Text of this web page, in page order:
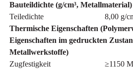
Bauteildichte (g/cm³, Metallmaterial)
Teiledichte
8,00 g/
Thermische Eigenschaften
Eigenschaften im gedruckten
Metallwerkstoffe)
Zugfestigkeit
≥1150